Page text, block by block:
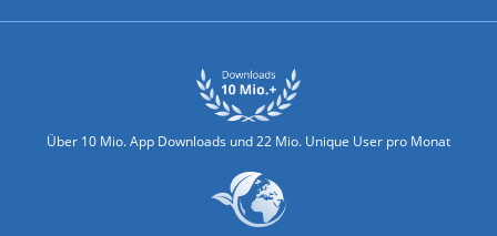
Über 10 Mio. App Downloads und 22 Mio. Unique User pro Monat